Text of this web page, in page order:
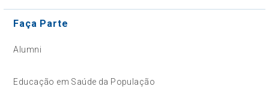
Faça Parte
Alumni
Educação em Saúde da População